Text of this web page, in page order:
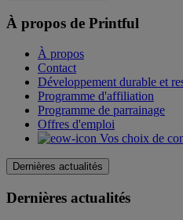
À propos de Printful
À propos
Contact
Développement durable et
Programme d'affiliation
Programme de parrainage
Offres d'emploi
Vos choix de
Dernières actualités
Dernières actualités